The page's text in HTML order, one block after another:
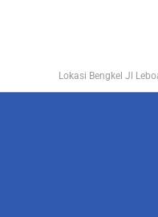
Lokasi Bengkel Jl